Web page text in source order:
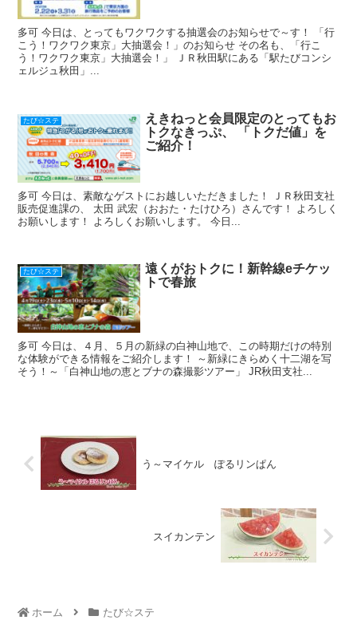
多可 今日は、とってもワクワクする抽選会のお知らせで～す！ 「行
こう！ワクワク東京」大抽選会！」のお知らせ その名も、「行こ
う！ワクワク東京」大抽選会！」 ＪＲ秋田駅にある「駅たびコンシ
ェルジュ秋田」...
たび☆ステ
えきねっと会員限定のとってもお
トクなきっぷ、 「トクだ値」を
ご紹介！
多可 今日は、素敵なゲストにお越しいただきました！ ＪＲ秋田支社
販売促進課の、 太田 武宏（おおた・たけひろ）さんです！ よろしく
お願いします！ よろしくお願いします。 今日...
たび☆ステ
遠くがおトクに！新幹線eチケッ
トで春旅
多可 今日は、４月、５月の新緑の白神山地で、この時期だけの特別
な体験ができる情報をご紹介します！ ～新緑にきらめく十二湖を写
そう！～「白神山地の恵とブナの森撮影ツアー」 JR秋田支社...
う～マイケル ぽるリンぱん
スイカンテン
ホーム たび☆ステ